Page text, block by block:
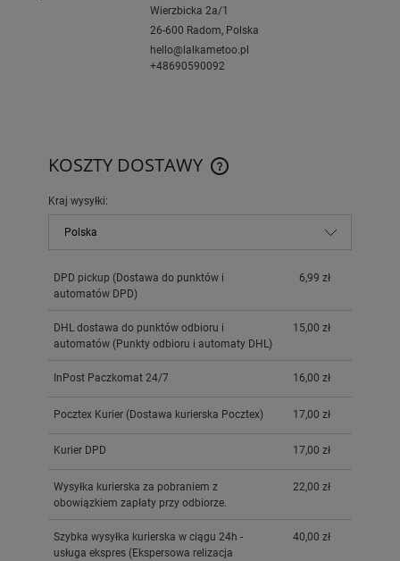
Wierzbicka 2a/1
26-600 Radom, Polska
hello@lalkametoo.pl
+48690590092
KOSZTY DOSTAWY
Kraj wysyłki:
DPD pickup (Dostawa do punktów i
automatów DPD)
6,99 zł
DHL dostawa do punktów odbioru i
automatów (Punkty odbioru i automaty DHL)
15,00 zł
InPost Paczkomat 24/7 16,00 zł
Pocztex Kurier (Dostawa kurierska Pocztex) 17,00 zł
Kurier DPD 17,00 zł
Wysyłka kurierska za pobraniem z
obowiązkiem zapłaty przy odbiorze.
22,00 zł
Szybka wysyłka kurierska w ciągu 24h -
usługa ekspres (Ekspersowa relizacja
40,00 zł